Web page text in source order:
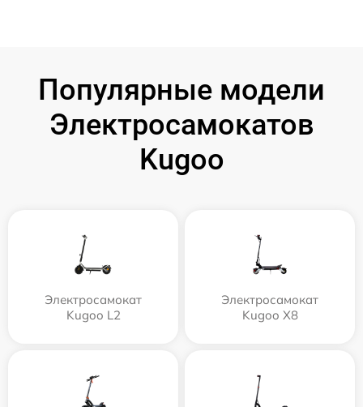
Популярные модели
Электросамокатов
Kugoo
Электросамокат
Kugoo L2
Электросамокат
Kugoo X8